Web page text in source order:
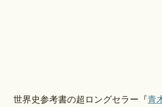
世界史参考書の超ロングセラー『青